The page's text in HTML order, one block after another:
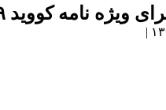
کووید ۱۹ تا اول بهمن تمدید شد